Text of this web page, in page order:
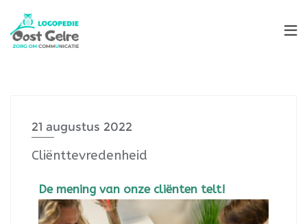
21 augustus 2022
Cliënttevredenheid
De mening van onze cliënten telt!